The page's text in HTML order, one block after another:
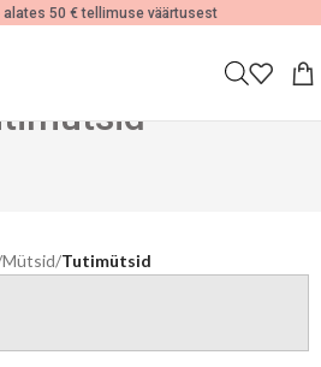
50 € tellimuse väärtusest
Mütsid/Tutimütsid